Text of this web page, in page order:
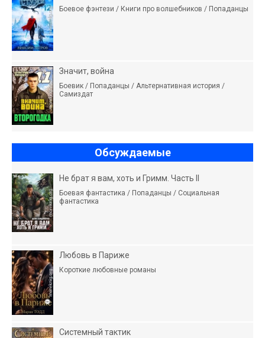
Боевое фэнтези / Книги про волшебников / Попаданцы
Значит, война
Боевик / Попаданцы / Альтернативная история /
Самиздат
Обсуждаемые
Не брат я вам, хоть и Гримм. Часть II
Боевая фантастика / Попаданцы / Социальная
фантастика
Любовь в Париже
Короткие любовные романы
Системный тактик